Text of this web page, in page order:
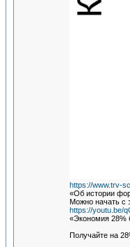
https://www.trv-
«Об истории
Можно начать с
https://youtu.be/
«Экономия 28%
Получайте на